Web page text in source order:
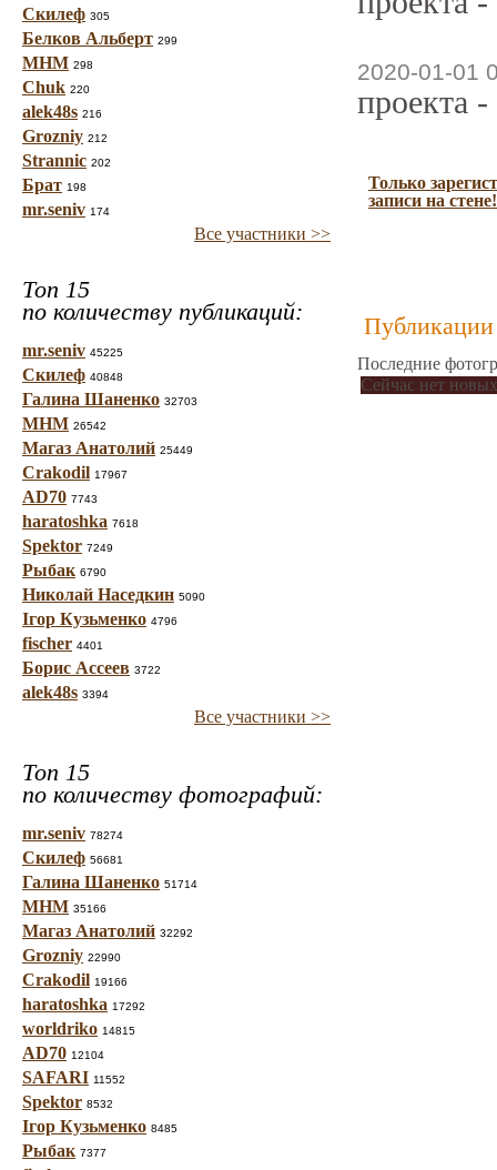
Скилеф 305
Белков Альберт 299
МНМ 298
Chuk 220
alek48s 216
Grozniy 212
Strannic 202
Брат 198
mr.seniv 174
Все участники >>
Топ 15
по количеству публикаций:
mr.seniv 45225
Скилеф 40848
Галина Шаненко 32703
МНМ 26542
Магаз Анатолий 25449
Crakodil 17967
AD70 7743
haratoshka 7618
Spektor 7249
Рыбак 6790
Николай Наседкин 5090
Ігор Кузьменко 4796
fischer 4401
Борис Ассеев 3722
alek48s 3394
Все участники >>
Топ 15
по количеству фотографий:
mr.seniv 78274
Скилеф 56681
Галина Шаненко 51714
МНМ 35166
Магаз Анатолий 32292
Grozniy 22990
Crakodil 19166
haratoshka 17292
worldriko 14815
AD70 12104
SAFARI 11552
Spektor 8532
Ігор Кузьменко 8485
Рыбак 7377
2020-01-01
проекта
Только
записи на стене!
Публикации
Последние
Сейчас нет